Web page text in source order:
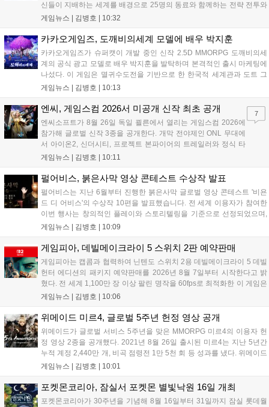
신들이 지배하는 세계를 배경으로 25명의 동료와 함께하는 전략 전투와
듀얼 잡 시스템이 특징입니다. 킥스타터 펀딩을 성공적으로 마친 이 게
은 미정입니다....
게임뉴스 | 김병호 10:32
카카오게임즈, 도깨비의세계 모델에 배우 박지훈
카카오게임즈가 슈퍼캣이 개발 중인 신작 2.5D MMORPG 도깨비의세
계의 공식 광고 모델로 배우 박지훈을 발탁하며 본격적인 출시 마케팅에
나섰다. 이 게임은 멸귀수도전을 기반으로 한 한국적 세계관과 도트 그
래픽이 특징이다. 오는 8월 사전등록을 시작으로 9월에는 쇼케이스를 통
즈는 박지훈의 이미지를 활용해 게임의 독창적인 재미를 알릴 계획이
다....
게임뉴스 | 김병호 10:13
엔씨, 게임스컴 2026서 미공개 신작 최초 공개
엔씨소프트가 8월 26일 독일 쾰른에서 열리는 게임스컴 2026에
참가해 글로벌 신작 3종을 공개한다. 개막 전야제인 ONL 무대에
서 아이온2, 신더시티, 프로젝트 본파이어의 트레일러와 정식 타
이틀이 발표될 예정이다. 특히 아이온2는 9월 30일 얼리액세스를
베일을 벗는다. 또한 북미 스튜디오가 개발 중인 길드워3는 B2B
관에 출품되어 글로벌 시장 공략에 나선다. 엔씨는 이번 행사를
통해 전 세계 이용자와의 접점을 확대하고 신작에 대한 기대감을
극대화할 계획이다....
게임뉴스 | 김병호 10:11
7
펄어비스, 붉은사막 영상 콘테스트 수상작 발표
펄어비스는 지난 6월부터 진행한 붉은사막 글로벌 영상 콘테스트 '비욘
드 디 어비스'의 수상작 10편을 발표했습니다. 전 세계 이용자가 참여한
이번 행사는 창의적인 플레이와 스토리텔링을 기준으로 선정되었으며,
수상자들에게는 펄어비스 사옥 '홈 원' 초청 혜택과 기념 주화 및 굿즈가
인공 클리프의 여정을 담은 액션 어드벤처 게임으로 기대를 모으고 있습
니다....
게임뉴스 | 김병호 10:09
게임피아, 데빌메이크라이 5 스위치 2판 예약판매
게임피아는 캡콤과 협력하여 닌텐도 스위치 2용 데빌메이크라이 5 데빌
헌터 에디션의 패키지 예약판매를 2026년 8월 7일부터 시작한다고 밝
혔다. 전 세계 1,100만 장 이상 팔린 명작을 60fps로 최적화한 이 게임은
한국어를 공식 지원하며, 본편 외 다양한 추가 콘텐츠가 포함된다. 국내
쇼핑몰에서 진행된다. 청소년 이용 불가 등급이다....
게임뉴스 | 김병호 10:06
위메이드 미르4, 글로벌 5주년 헌정 영상 공개
위메이드가 글로벌 서비스 5주년을 맞은 MMORPG 미르4의 이용자 헌
정 영상 2종을 공개했다. 2021년 8월 26일 출시된 미르4는 지난 5년간
누적 계정 2,440만 개, 비곡 점령전 1만 5천 회 등 성과를 냈다. 위메이드
는 감사의 의미를 담은 오리지널 음원 뮤직비디오와 성과 정리 영상을
하겠다는 의지를 밝혔다....
게임뉴스 | 김병호 10:01
포켓몬코리아, 잠실서 포켓몬 별빛낙원 16일 개최
포켓몬코리아가 30주년을 기념해 8월 16일부터 31일까지 잠실 롯데월